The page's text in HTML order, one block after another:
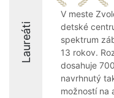
Laureáti
V meste
detské
spektrum
13 rokov.
dosahuje
navrhnutý
možností na